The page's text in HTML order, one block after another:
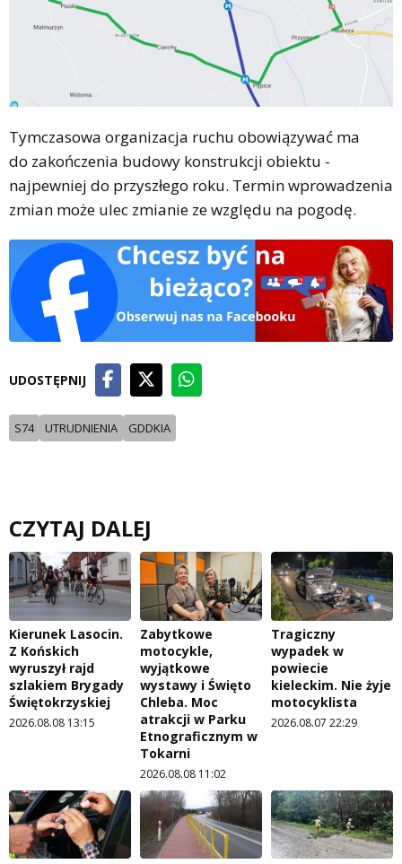
Tymczasowa organizacja ruchu obowiązywać ma
do zakończenia budowy konstrukcji obiektu -
najpewniej do przyszłego roku. Termin wprowadzenia
zmian może ulec zmianie ze względu na pogodę.
UDOSTĘPNIJ
S74 UTRUDNIENIA GDDKIA
CZYTAJ DALEJ
Kierunek Lasocin.
Z Końskich
wyruszył rajd
szlakiem Brygady
Świętokrzyskiej
2026.08.08 13:15
Zabytkowe
motocykle,
wyjątkowe
wystawy i Święto
Chleba. Moc
atrakcji w Parku
Etnograficznym w
Tokarni
2026.08.08 11:02
Tragiczny
wypadek w
powiecie
kieleckim. Nie żyje
motocyklista
2026.08.07 22:29